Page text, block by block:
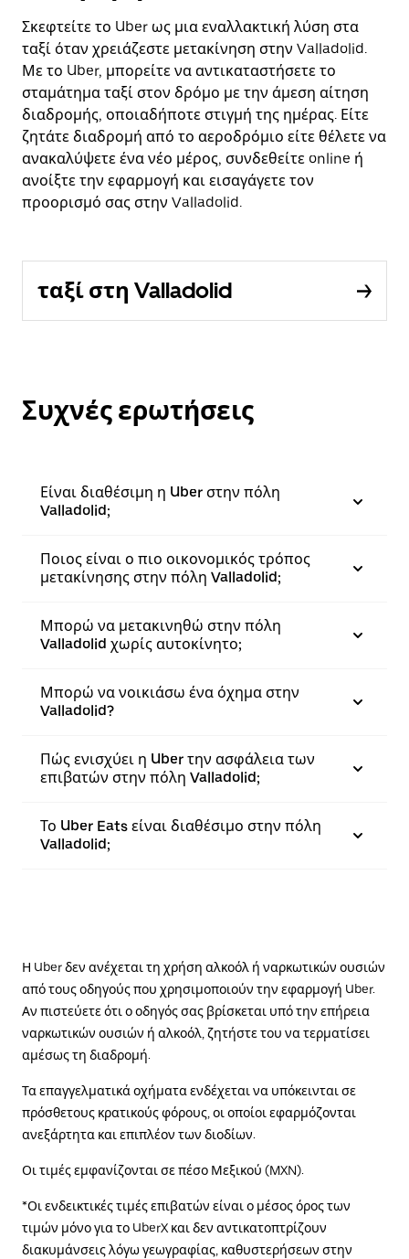
Σκεφτείτε το Uber ως μια εναλλακτική λύση στα
ταξί όταν χρειάζεστε μετακίνηση στην Valladolid.
Με το Uber, μπορείτε να αντικαταστήσετε το
σταμάτημα ταξί στον δρόμο με την άμεση αίτηση
διαδρομής, οποιαδήποτε στιγμή της ημέρας. Είτε
ζητάτε διαδρομή από το αεροδρόμιο είτε θέλετε να
ανακαλύψετε ένα νέο μέρος, συνδεθείτε online ή
ανοίξτε την εφαρμογή και εισαγάγετε τον
προορισμό σας στην Valladolid.
ταξί στη Valladolid
Συχνές ερωτήσεις
Είναι διαθέσιμη η Uber στην πόλη
Valladolid;
Ποιος είναι ο πιο οικονομικός τρόπος
μετακίνησης στην πόλη Valladolid;
Μπορώ να μετακινηθώ στην πόλη
Valladolid χωρίς αυτοκίνητο;
Μπορώ να νοικιάσω ένα όχημα στην
Valladolid?
Πώς ενισχύει η Uber την ασφάλεια των
επιβατών στην πόλη Valladolid;
Το Uber Eats είναι διαθέσιμο στην πόλη
Valladolid;
Η Uber δεν ανέχεται τη χρήση αλκοόλ ή ναρκωτικών ουσιών
από τους οδηγούς που χρησιμοποιούν την εφαρμογή Uber.
Αν πιστεύετε ότι ο οδηγός σας βρίσκεται υπό την επήρεια
ναρκωτικών ουσιών ή αλκοόλ, ζητήστε του να τερματίσει
αμέσως τη διαδρομή.
Τα επαγγελματικά οχήματα ενδέχεται να υπόκεινται σε
πρόσθετους κρατικούς φόρους, οι οποίοι εφαρμόζονται
ανεξάρτητα και επιπλέον των διοδίων.
Οι τιμές εμφανίζονται σε πέσο Μεξικού (MXN).
*Οι ενδεικτικές τιμές επιβατών είναι ο μέσος όρος των
τιμών μόνο για το UberX και δεν αντικατοπτρίζουν
διακυμάνσεις λόγω γεωγραφίας, καθυστερήσεων στην